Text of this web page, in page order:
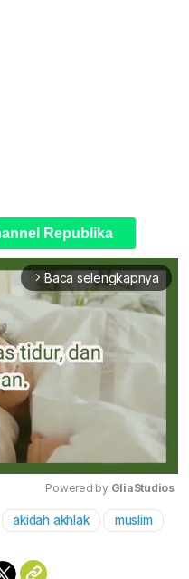
Republika
arrow_forward_ios Baca selengkapnya
Mute
Powered by GliaStudios
akidah akhlak muslim